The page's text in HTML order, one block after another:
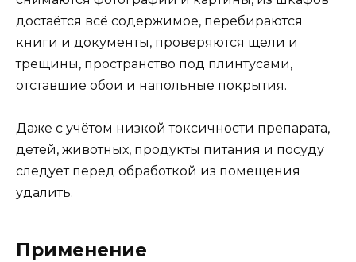
достаётся всё содержимое, перебираются
книги и документы, проверяются щели и
трещины, пространство под плинтусами,
отставшие обои и напольные покрытия.
Даже с учётом низкой токсичности препарата,
детей, животных, продукты питания и посуду
следует перед обработкой из помещения
удалить.
Применение